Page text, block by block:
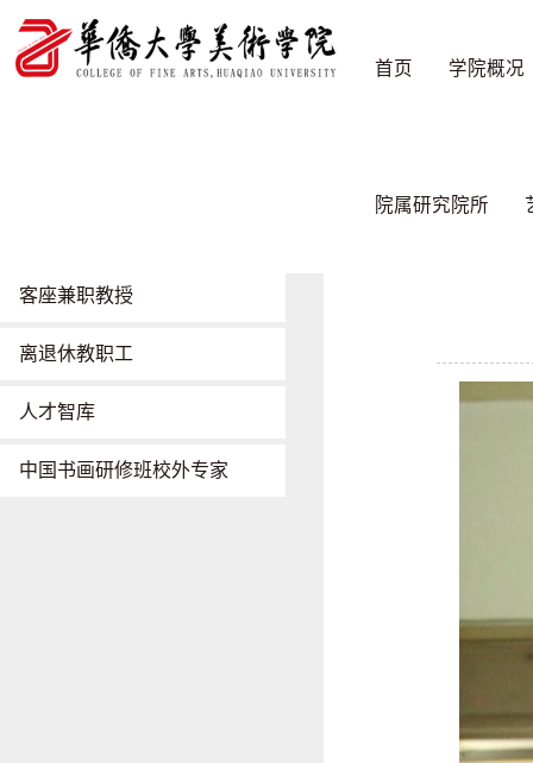
首页 学院概况
院属研究院所
客座兼职教授
离退休教职工
人才智库
中国书画研修班校外专家